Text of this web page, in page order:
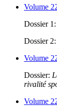
Volume
Dossier 1:
Dossier 2:
Volume
Dossier:
rivalité
Volume